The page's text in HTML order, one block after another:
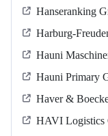
Hanseranking
Harburg-
Hauni
Hauni Primary
Haver &
HAVI Logistics